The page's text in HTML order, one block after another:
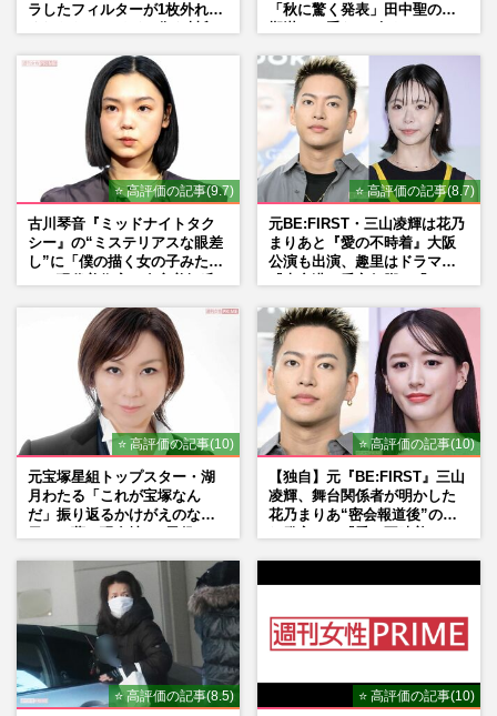
ラしたフィルターが1枚外れて
「秋に驚く発表」田中聖の刑
⭐ 高評価の記事(9.7)
古川琴音『ミッドナイトタク
シー』の“ミステリアスな眼差
し”に「僕の描く女の子みた
⭐ 高評価の記事(8.7)
元BE:FIRST・三山凌輝は花乃
まりあと『愛の不時着』大阪
公演も出演、趣里はドラマ
⭐ 高評価の記事(10)
元宝塚星組トップスター・湖
月わたる「これが宝塚なん
だ」振り返るかけがえのない
⭐ 高評価の記事(10)
【独自】元『BE:FIRST』三山
凌輝、舞台関係者が明かした
花乃まりあ“密会報道後”の呆
⭐ 高評価の記事(8.5) ⭐ 高評価の記事(10)